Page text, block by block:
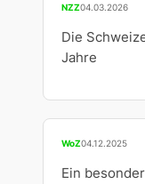
NZZ04.03.2026
Die
Jahre
WoZ04.12.2025
Ein